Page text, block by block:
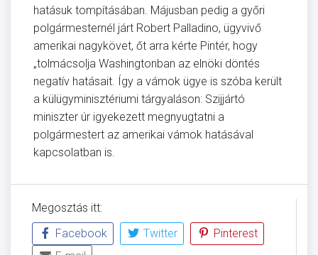
hatásuk tompításában. Májusban pedig a győri
polgármesternél járt Robert Palladino, ügyvivő
amerikai nagykövet, őt arra kérte Pintér, hogy
„tolmácsolja Washingtonban az elnöki döntés
negatív hatásait. Így a vámok ügye is szóba került
a külügyminisztériumi tárgyaláson: Szijjártó
miniszter úr igyekezett megnyugtatni a
polgármestert az amerikai vámok hatásával
kapcsolatban is.
Megosztás itt:
Facebook
Twitter
Pinterest